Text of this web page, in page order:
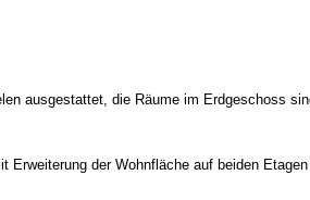
ausgestattet, die Räume im Erdgeschoss
Erweiterung der Wohnfläche auf beiden